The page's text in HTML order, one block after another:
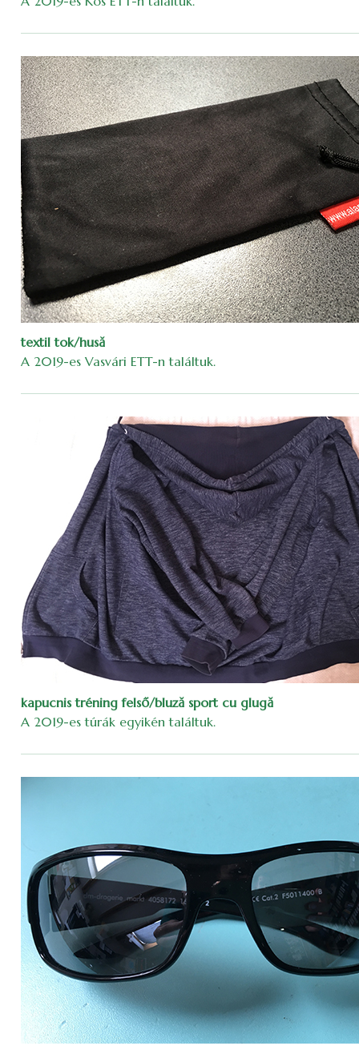
textil tok/husă
A 2019-es Vasvári ETT-n találtuk.
kapucnis tréning felső/bluză sport cu glugă
A 2019-es túrák egyikén találtuk.